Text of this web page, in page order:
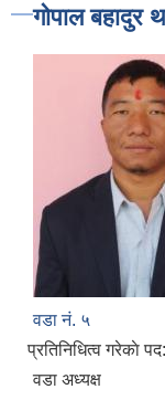
गोपाल बहादुर
वडा नं. ५
प्रतिनिधित्व गरेकाे पद:
वडा अध्यक्ष